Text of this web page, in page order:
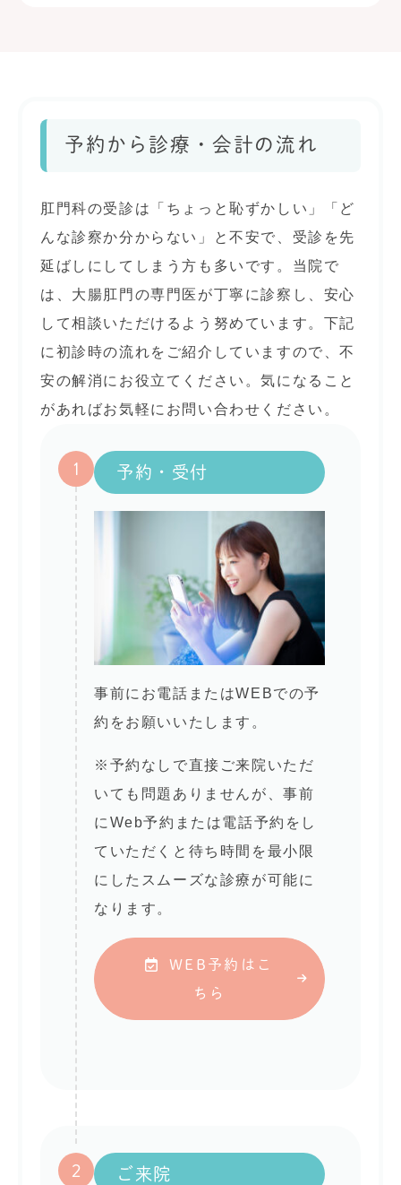
予約から診療・会計の流れ
肛門科の受診は「ちょっと恥ずかしい」「ど
んな診察か分からない」と不安で、受診を先
延ばしにしてしまう方も多いです。当院で
は、大腸肛門の専門医が丁寧に診察し、安心
して相談いただけるよう努めています。下記
に初診時の流れをご紹介していますので、不
安の解消にお役立てください。気になること
があればお気軽にお問い合わせください。
1 予約・受付
事前にお電話またはWEBでの予
約をお願いいたします。
※予約なしで直接ご来院いただ
いても問題ありませんが、事前
にWeb予約または電話予約をし
ていただくと待ち時間を最小限
にしたスムーズな診療が可能に
なります。
WEB予約はこ
ちら
2 ご来院